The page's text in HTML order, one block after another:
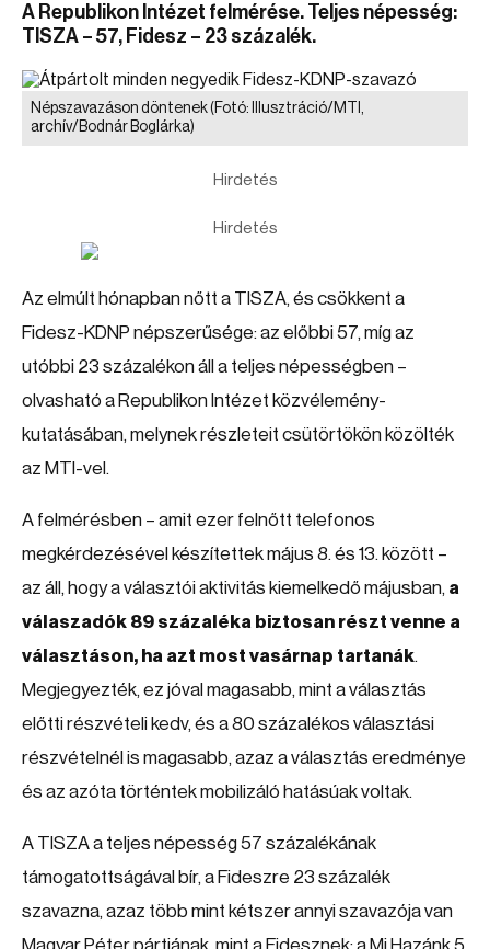
A Republikon Intézet felmérése. Teljes népesség:
TISZA – 57, Fidesz – 23 százalék.
Népszavazáson döntenek(Fotó: Illusztráció/MTI,
archív/Bodnár Boglárka)
Hirdetés
Hirdetés
Az elmúlt hónapban nőtt a TISZA, és csökkent a
Fidesz-KDNP népszerűsége: az előbbi 57, míg az
utóbbi 23 százalékon áll a teljes népességben –
olvasható a Republikon Intézet közvélemény-
kutatásában, melynek részleteit csütörtökön közölték
az MTI-vel.
A felmérésben – amit ezer felnőtt telefonos
megkérdezésével készítettek május 8. és 13. között –
az áll, hogy a választói aktivitás kiemelkedő májusban, a
válaszadók 89 százaléka biztosan részt venne a
választáson, ha azt most vasárnap tartanák.
Megjegyezték, ez jóval magasabb, mint a választás
előtti részvételi kedv, és a 80 százalékos választási
részvételnél is magasabb, azaz a választás eredménye
és az azóta történtek mobilizáló hatásúak voltak.
A TISZA a teljes népesség 57 százalékának
támogatottságával bír, a Fideszre 23 százalék
szavazna, azaz több mint kétszer annyi szavazója van
Magyar Péter pártjának, mint a Fidesznek; a Mi Hazánk 5,